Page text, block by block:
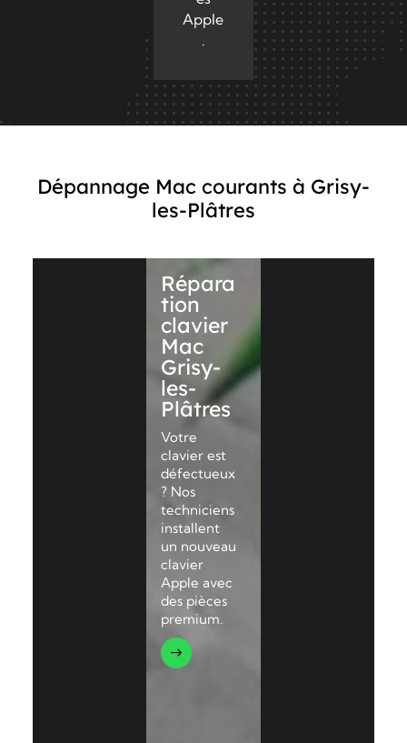
Apple
.
Dépannage Mac courants à Grisy-
les-Plâtres
Répara
tion
clavier
Mac
Grisy-
les-
Plâtres
Votre
clavier est
défectueux
? Nos
techniciens
installent
un nouveau
clavier
Apple avec
des pièces
premium.